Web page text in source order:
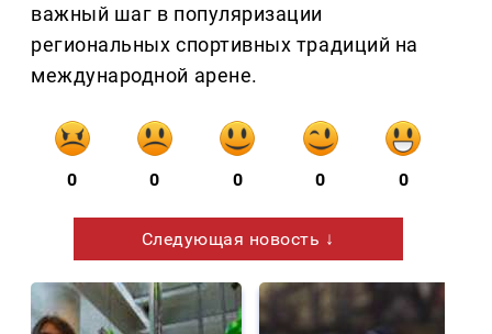
важный шаг в популяризации
региональных спортивных традиций на
международной арене.
0 0 0 0 0
Следующая новость ↓